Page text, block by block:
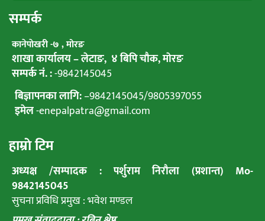
सम्पर्क
कानेपाेखरी -७ , मोरङ
शाखा कार्यालय – लेटाङ, ४ बिपि चाैक, माेरङ
सम्पर्क नं. :-9842145045
बिज्ञापनका लागि:–9842145045/9805397055
इमेल-enepalpatra@gmail.com
हाम्राे टिम
अध्यक्ष /सम्पादक : पर्शुराम निराैला (प्रशान्त) Mo-
9842145045
सुचना प्रविधि प्रमुख : भवेश मण्डल